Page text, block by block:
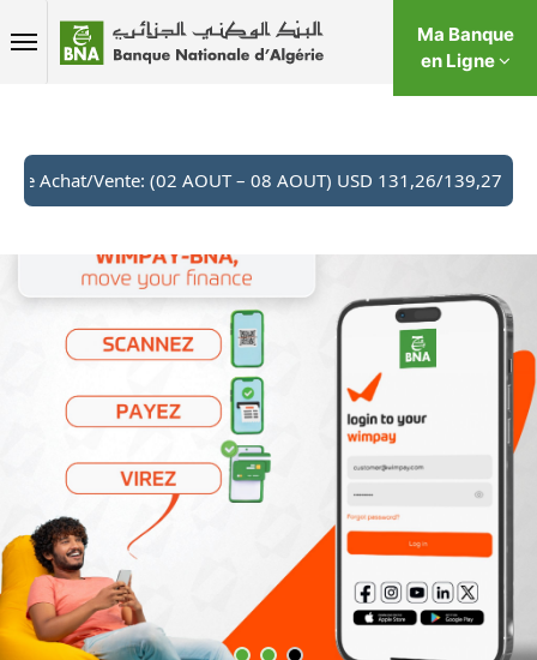
Ma Banque
en Ligne
change Achat/Vente: (02 AOUT – 08 AOUT) USD 131,26/